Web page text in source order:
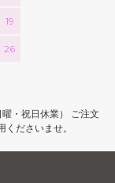
19
26
・祝日休業） ご注文
ださいませ。